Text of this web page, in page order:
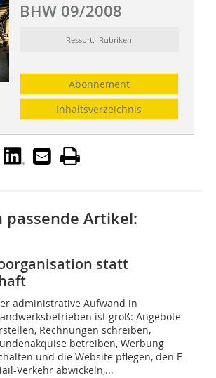
BHW 09/2008
Ressort: Rubriken
Abonnement
Inhaltsverzeichnis
passende Artikel:
statt
administrative Aufwand in
ist groß: Angebote
Rechnungen schreiben,
betreiben, Werbung
und die Website pflegen, den E-
Verkehr abwickeln,...